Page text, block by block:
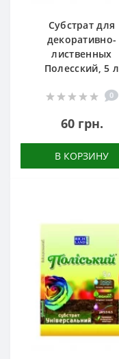
Субстрат для
декоративно-
лиственных
Полесский, 5 л
0
60 грн.
В КОРЗИНУ